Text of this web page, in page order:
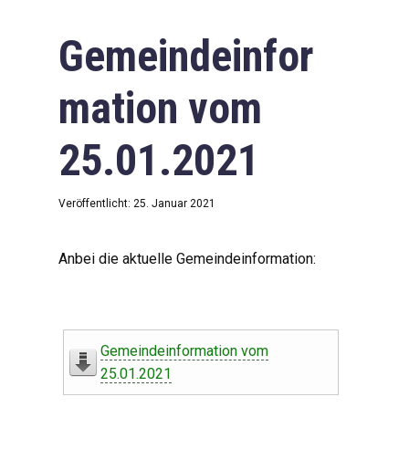
Gemeindeinfor
mation vom
25.01.2021
Veröffentlicht: 25. Januar 2021
Anbei die aktuelle Gemeindeinformation:
Gemeindeinformation vom
25.01.2021